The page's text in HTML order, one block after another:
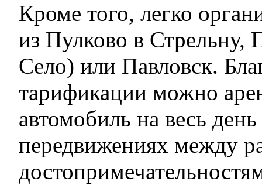
Кроме того, легко
из Пулково в
Село) или Павловск.
тарификации можно
автомобиль на весь
передвижениях между